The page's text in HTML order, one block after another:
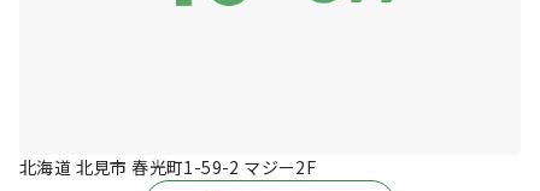
北海道 北見市 春光町1-59-2 マジー2F